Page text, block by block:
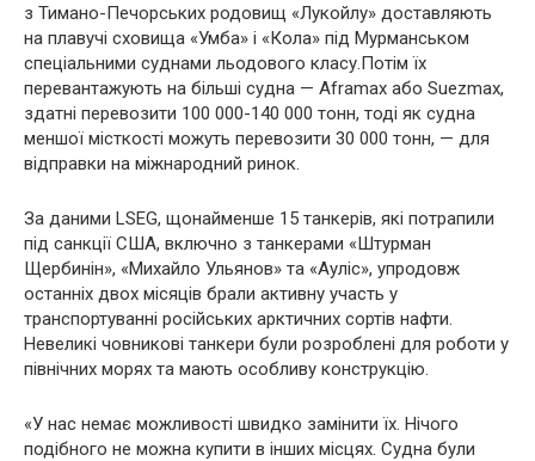
з Тимано-Печорських родовищ «Лукойлу» доставляють
на плавучі сховища «Умба» і «Кола» під Мурманськом
спеціальними суднами льодового класу.Потім їх
перевантажують на більші судна — Aframax або Suezmax,
здатні перевозити 100 000-140 000 тонн, тоді як судна
меншої місткості можуть перевозити 30 000 тонн, — для
відправки на міжнародний ринок.
За даними LSEG, щонайменше 15 танкерів, які потрапили
під санкції США, включно з танкерами «Штурман
Щербинін», «Михайло Ульянов» та «Ауліс», упродовж
останніх двох місяців брали активну участь у
транспортуванні російських арктичних сортів нафти.
Невеликі човникові танкери були розроблені для роботи у
північних морях та мають особливу конструкцію.
«У нас немає можливості швидко замінити їх. Нічого
подібного не можна купити в інших місцях. Судна були